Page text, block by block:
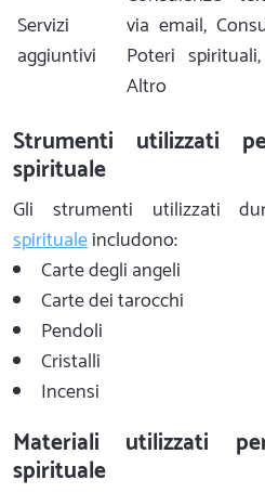
Servizi
aggiuntivi
via email,
Poteri
Altro
Strumenti utilizzati
spirituale
Gli strumenti utilizzati
spiritualeincludono:
Carte degli angeli
Carte dei tarocchi
Pendoli
Cristalli
Incensi
Materiali utilizzati
spirituale